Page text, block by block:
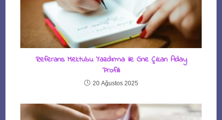
Referans Mektubu Yazdırma ile Öne Çıkan Aday
Profili
20 Ağustos 2025